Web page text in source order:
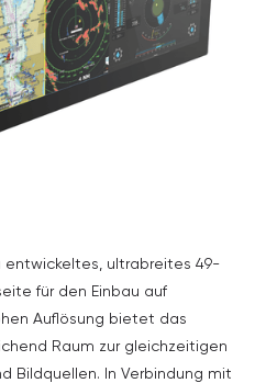
entwickeltes, ultrabreites 49-
für den Einbau auf
Auflösung bietet das
Raum zur gleichzeitigen
Bildquellen. In Verbindung mit